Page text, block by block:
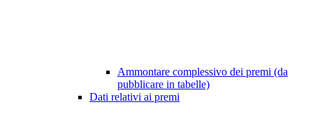
Ammontare complessivo dei premi (da
pubblicare in tabelle)
Dati relativi ai premi